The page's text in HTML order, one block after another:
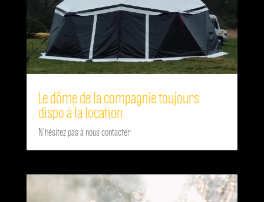
Le dôme de la compagnie toujours
dispo à la location
N’hésitez pas à nous contacter